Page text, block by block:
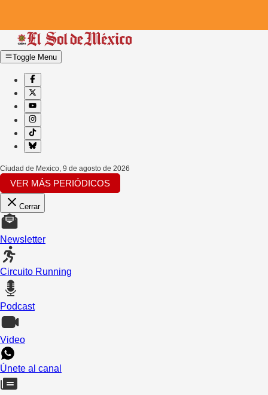
Toggle Menu
Ciudad de Mexico, 9 de agosto de 2026
VER MÁS PERIÓDICOS
Cerrar
Newsletter
Circuito Running
Podcast
Video
Únete al canal